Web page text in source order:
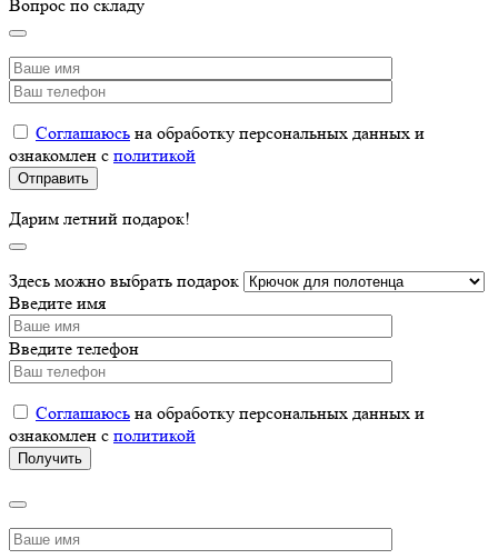
Вопрос по складу
Соглашаюсь на обработку персональных данных и
ознакомлен с политикой
Дарим летний подарок!
Здесь можно выбрать подарок
Введите имя
Введите телефон
Соглашаюсь на обработку персональных данных и
ознакомлен с политикой